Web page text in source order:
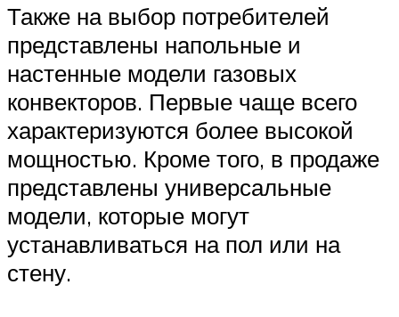
Также на выбор потребителей
представлены напольные и
настенные модели газовых
конвекторов. Первые чаще всего
характеризуются более высокой
мощностью. Кроме того, в продаже
представлены универсальные
модели, которые могут
устанавливаться на пол или на
стену.